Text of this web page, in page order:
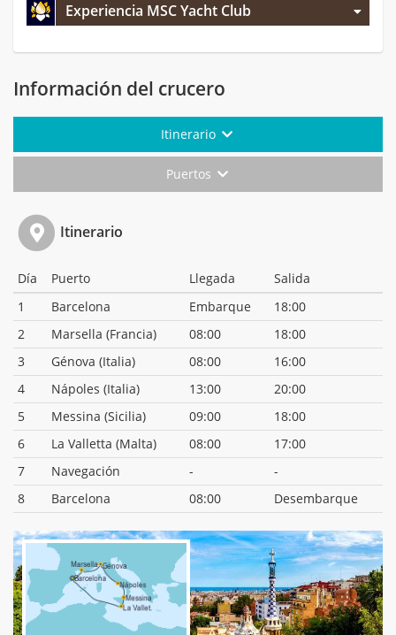
Experiencia MSC Yacht Club
Información del crucero
Itinerario
Puertos
Itinerario
Día Puerto Llegada
Salida
1
Barcelona Embarque
18:00
2
Marsella (Francia) 08:00
18:00
3
Génova (Italia) 08:00
16:00
4
Nápoles (Italia) 13:00
20:00
5
Messina (Sicilia) 09:00
18:00
6
La Valletta (Malta) 08:00
17:00
7
Navegación -
-
8
Barcelona 08:00 Desembarque